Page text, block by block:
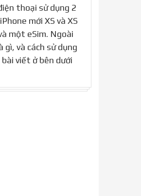
thoại sử dụng 2
mới XS và XS
một eSim. Ngoài
gì, và cách sử dụng
viết ở bên dưới